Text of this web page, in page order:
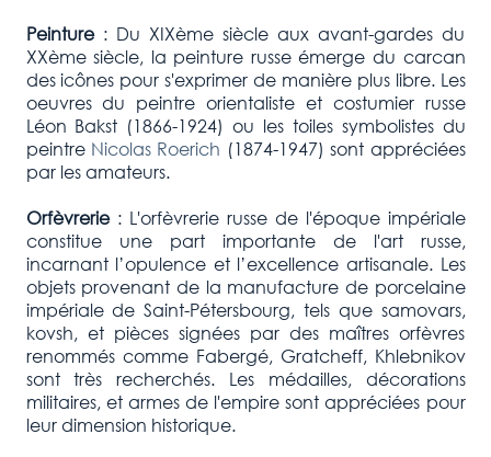
Peinture: Du XIXème siècle aux avant-gardes du
XXème siècle, la peinture russe émerge du carcan
des icônes pour s'exprimer de manière plus libre. Les
oeuvres du peintre orientaliste et costumier russe
Léon Bakst (1866-1924) ou les toiles symbolistes du
peintre Nicolas Roerich (1874-1947) sont appréciées
par les amateurs.
Orfèvrerie: L'orfèvrerie russe de l'époque impériale
constitue une part importante de l'art russe,
incarnant l’opulence et l’excellence artisanale. Les
objets provenant de la manufacture de porcelaine
impériale de Saint-Pétersbourg, tels que samovars,
kovsh, et pièces signées par des maîtres orfèvres
renommés comme Fabergé, Gratcheff, Khlebnikov
sont très recherchés. Les médailles, décorations
militaires, et armes de l'empire sont appréciées pour
leur dimension historique.